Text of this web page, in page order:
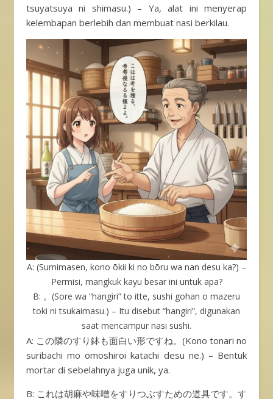
tsuyatsuya ni shimasu.) – Ya, alat ini menyerap
kelembapan berlebih dan membuat nasi berkilau.
A: (Sumimasen, kono ōkii ki no bōru wa nan desu ka?) –
Permisi, mangkuk kayu besar ini untuk apa?
B: 。(Sore wa “hangiri” to itte, sushi gohan o mazeru
toki ni tsukaimasu.) – Itu disebut “hangiri”, digunakan
saat mencampur nasi sushi.
A: この隣のすり鉢も面白い形ですね。(Kono tonari no
suribachi mo omoshiroi katachi desu ne.) – Bentuk
mortar di sebelahnya juga unik, ya.
B: これは胡麻や味噌をすりつぶすための道具です。す